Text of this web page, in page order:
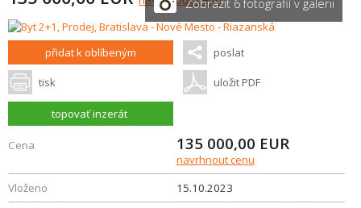
Zobrazit 6 fotografií v galerii
přidat k oblíbeným poslat
tisk uložit PDF
topovať inzerát
Cena 135 000,00 EUR
navrhnout cenu
Vloženo
15.10.2023